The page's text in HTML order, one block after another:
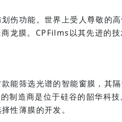
伤功能。世界上受人尊敬的
龙膜。CPFilms以其先进的
能筛选光谱的智能窗膜，其
制造商是位于硅谷的韶华科
性薄膜的开发。